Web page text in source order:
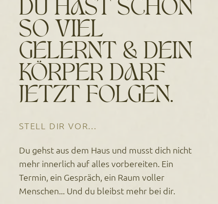
DU HAST SCHON
SO VIEL
GELERNT & DEIN
KÖRPER DARF
JETZT FOLGEN.
STELL DIR VOR...
Du gehst aus dem Haus und musst dich nicht
mehr innerlich auf alles vorbereiten. Ein
Termin, ein Gespräch, ein Raum voller
Menschen... Und du bleibst mehr bei dir.